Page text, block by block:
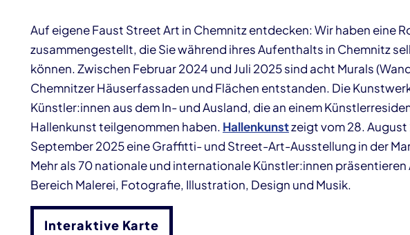
Auf eigene Faust Street Art in Chemnitz entdecken: Wir haben eine
zusammengestellt, die Sie während ihres Aufenthalts in Chemnitz
können. Zwischen Februar 2024 und Juli 2025 sind acht Murals
Chemnitzer Häuserfassaden und Flächen entstanden. Die
Künstler:innen aus dem In- und Ausland, die an einem
Hallenkunst teilgenommen haben. Hallenkunstzeigt vom 28. August
September 2025 eine Graffitti- und Street-Art-Ausstellung in der
Mehr als 70 nationale und internationale Künstler:innen präsentieren
Bereich Malerei, Fotografie, Illustration, Design und Musik.
Interaktive Karte